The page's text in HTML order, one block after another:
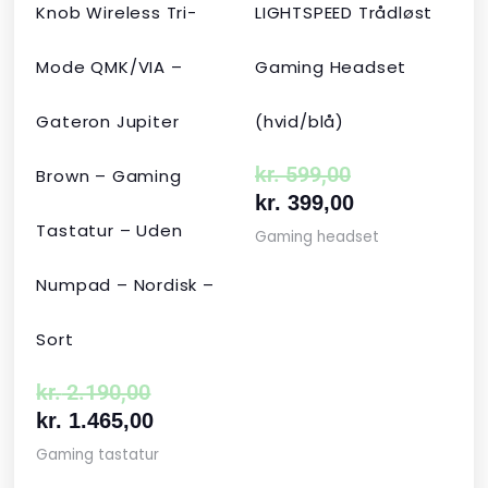
Knob Wireless Tri-
Mode QMK/VIA –
Gateron Jupiter
Brown – Gaming
Tastatur – Uden
Numpad – Nordisk –
Sort
kr.2.190,00
kr. 1.465,00
Gaming tastatur
LIGHTSPEED Trådløst
Gaming Headset
(hvid/blå)
kr.599,00
kr. 399,00
Gaming headset